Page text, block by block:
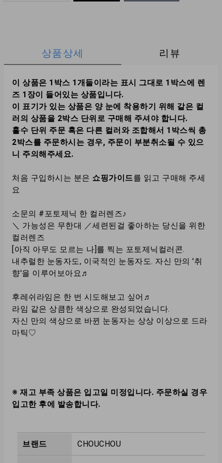
상품상세 리뷰
이 상품은 1박스 1개들이라는 표시 그대로 1박스에 렌
즈 1장이 들어있는 상품입니다.
이 표기가 있는 상품은 양 눈에 착용하기 위해 같은 컬
러의 상품을 2박스 단위로 구매해 주셔야 합니다.
홀수 단위 주문 혹은 다른 컬러와 조합해서 1박스씩 총
2박스를 주문하시는 경우, 주문이 부분취소될 수 있으
니 주의해주세요.
처음 구입하시는 분은 쇼핑가이드를 읽고 구매해 주세
요
소문의 #포토제닉 한 컬러렌즈♪
＼ 가능성은 무한대 ／세련된걸 좋아하는 당신을 위한
컬러렌즈
[아직 아무도 모르는 나]를 찍는 포토제닉컬러콘.
내추럴한 눈동자도, 이국적인 눈동자도. 자신 만의 '취
향'을 이루어보아요♬
후레쉬라임은 한 번 시도해보고 싶어♬
라임 같은 상큼한 색상으로 완성되었습니다.
자신 만의 색상으로 바뀐 눈동자는 상상 이상으로 드라
마틱♡
※ 재고 부족 상품은 입고일 미정입니다. 주문하실 경우
입고한 후에 발송합니다.
브랜드 CHOUCHOU